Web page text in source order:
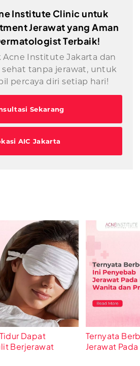
Institute Clinic untuk
Jerawat yang Aman
Terbaik!
Institute Jakarta dan
tanpa jerawat, untuk
percaya diri setiap hari!
Sekarang
AIC Jakarta
Dapat
Berjerawat
Ternyata
Jerawat